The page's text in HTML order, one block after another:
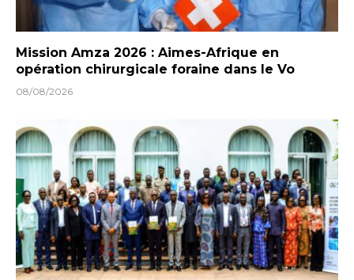
Mission Amza 2026 : Aimes-Afrique en
opération chirurgicale foraine dans le Vo
08/08/2026